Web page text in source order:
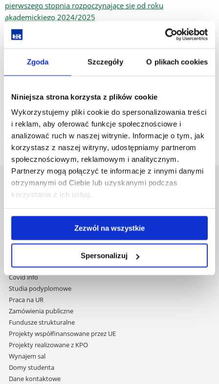
Zgoda Szczegóły O plikach cookies
Niniejsza strona korzysta z plików cookie
Wykorzystujemy pliki cookie do spersonalizowania treści
i reklam, aby oferować funkcje społecznościowe i
analizować ruch w naszej witrynie. Informacje o tym, jak
korzystasz z naszej witryny, udostępniamy partnerom
społecznościowym, reklamowym i analitycznym.
Partnerzy mogą połączyć te informacje z innymi danymi
otrzymanymi od Ciebie lub uzyskanymi podczas
korzystania z ich usług.
Zezwól na wszystkie
Spersonalizuj
pierwszego stopnia rozpoczynające się od roku
akademickiego 2024/2025
Bezpieczeństwo i certyfikacja żywności studia stacjonarne
żywności ekologicznej i regionalnej rozpoczynające się od
Bezpieczeństwo i certyfikacja żywności studia stacjonarne
pierwszego stopnia,
specjalność: Bezpieczeństwo i certyfikacja
żywności pochodzenia zwierzęcego rozpoczynające się od
roku akademickiego 2024/2025
Uniwersytet Rzeszowski
Al. Tadeusza Rejtana 16C
nawigację
do
treści
Mapa serwisu
Wydawnictwo
Covid info
Studia podyplomowe
Praca na UR
Zamówienia publiczne
Fundusze strukturalne
Projekty współfinansowane przez UE
Projekty realizowane z KPO
Wynajem sal
Domy studenta
Dane kontaktowe